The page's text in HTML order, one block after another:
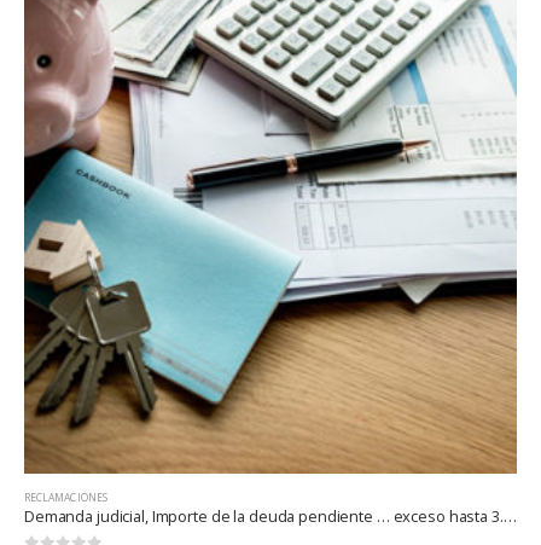
Demanda judicial, Importe de la deuda pendiente … exceso hasta 3.000.000 euros